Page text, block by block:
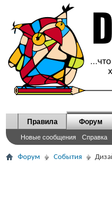
Правила Форум
Новые сообщения Справка
Форум События